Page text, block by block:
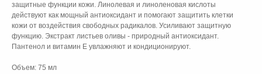
защитные функции кожи. Линолевая и линоленовая кислоты
действуют как мощный антиоксидант и помогают защитить клетки
кожи от воздействия свободных радикалов. Усиливают защитную
функцию. Экстракт листьев оливы - природный антиоксидант.
Пантенол и витамин Е увлажняют и кондиционируют.
Объем: 75 мл